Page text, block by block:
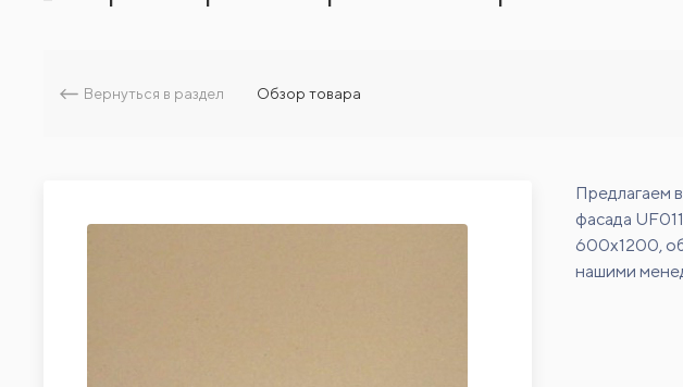
Вернуться в раздел Обзор товара
Предлагаем
фасада
600х1200,
нашими